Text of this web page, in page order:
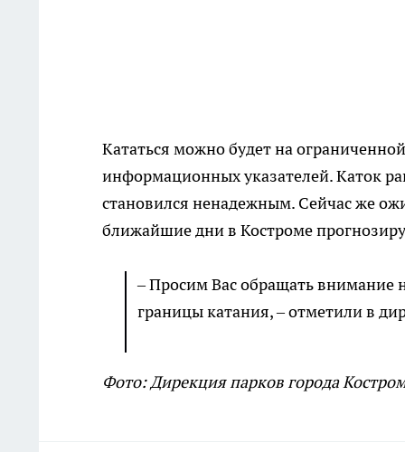
Кататься можно будет на
информационных указателей. Каток
становился ненадежным. Сейчас же
ближайшие дни в Костроме
– Просим Вас обращать
границы катания, – отметили в
Фото: Дирекция парков города